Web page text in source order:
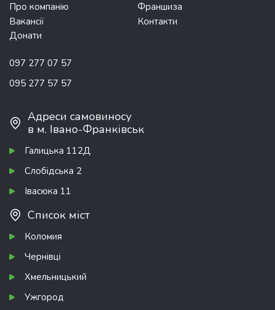
Про компанію
Франшиза
Вакансії
Контакти
Донати
097 277 07 57
095 277 57 57
Адреси самовиносу
в м. Івано-Франківськ
Галицька 112Д
Слобідська 2
Івасюка 11
Список міст
Коломия
Чернівці
Хмельницький
Ужгород